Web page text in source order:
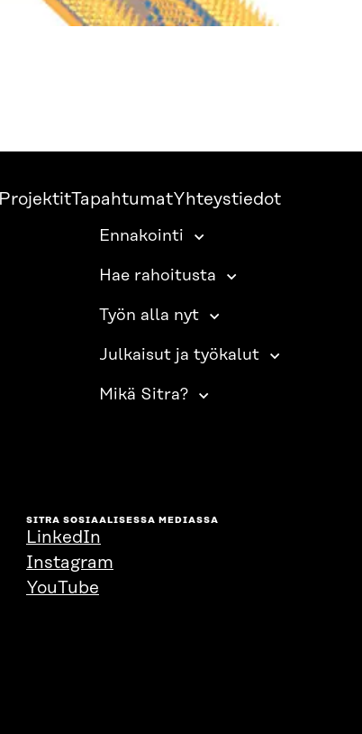
ProjektitTapahtumatYhteystiedot
Ennakointi
Hae rahoitusta
Työn alla nyt
Julkaisut ja työkalut
Mikä Sitra?
SITRA SOSIAALISESSA MEDIASSA
LinkedIn
Instagram
YouTube